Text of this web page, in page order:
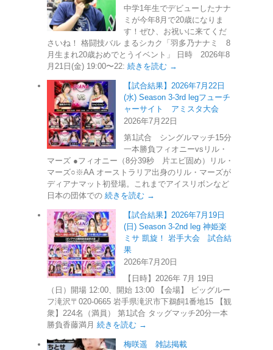
中学1年生でデビューしたナナ
ミが今年8月で20歳になりま
す！ぜひ、お祝いに来てくだ
さいね！ 格闘技バル まるシカク「羽多乃ナナミ 8
月生まれ20歳おめでとうイベント」 日時 2026年8
月21日(金) 19:00〜22: 続きを読む →
【試合結果】2026年7月22日
(水) Season 3-3rd legフューチ
ャーサイト アミスタ大会
2026年7月22日
第1試合 シングルマッチ15分
一本勝負フィオニーvsリル・
マーズ ●フィオニー（8分39秒 片エビ固め）リル・
マーズ○※AA オーストラリア出身のリル・マーズが
ディアナマット初登場。これまでアイスリボンなど
日本の団体での 続きを読む →
【試合結果】2026年7月19日
(日) Season 3-2nd leg 神姫楽
ミサ 凱旋！ 岩手大会 試合結
果
2026年7月20日
【日時】2026年 7月 19日
（日）開場 12:00、開始 13:00 【会場】 ビッグルー
フ滝沢〒020-0665 岩手県滝沢市下鵜飼1番地15 【観
衆】224名（満員） 第1試合 タッグマッチ20分一本
勝負香藤満月 続きを読む →
梅咲遥 雑誌掲載